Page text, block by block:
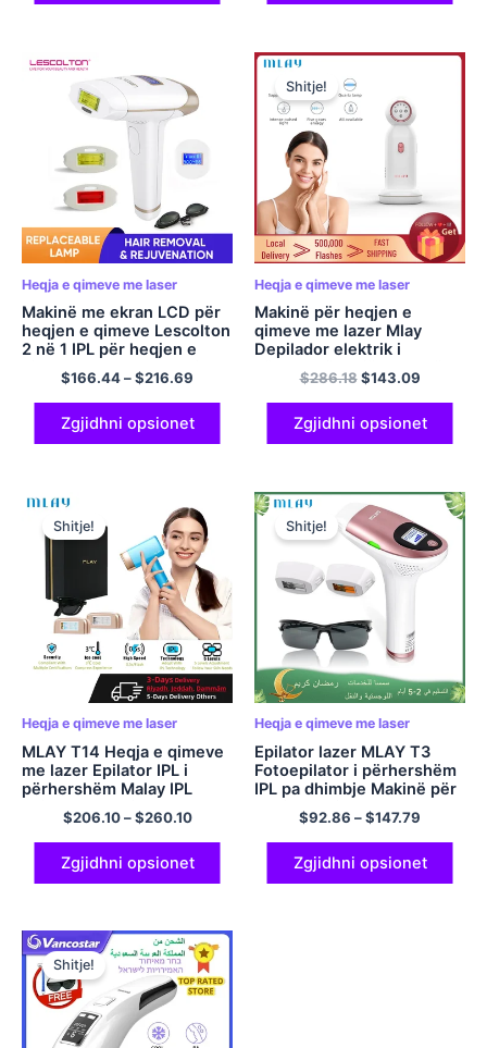
Heqja e qimeve me laser
Makinë me ekran LCD për
heqjen e qimeve Lescolton
2 në 1 IPL për heqjen e
qimeve me lazer T009i
Prerëse elektrike me bikini
të përhershme me lazer
Depilador një lazer
$166.44–$216.69
Zgjidhni opsionet
Shitje!
Heqja e qimeve me laser
Makinë për heqjen e
qimeve me lazer Mlay
Depilador elektrik i
përhershëm një lazer për
gratë Mlay T10 IPL
Photoepilator për heqjen e
qimeve
$286.18 $143.09
Zgjidhni opsionet
Shitje!
Heqja e qimeve me laser
MLAY T14 Heqja e qimeve
me lazer Epilator IPL i
përhershëm Malay IPL
Epilator elektrik pa
dhimbje me akull 500000
Flices Depilator Trupi për
fytyrën
$206.10–$260.10
Zgjidhni opsionet
Shitje!
Heqja e qimeve me laser
Epilator lazer MLAY T3
Fotoepilator i përhershëm
IPL pa dhimbje Makinë për
heqjen e qimeve
Depiladora 500000 Blicet
$92.86 –$147.79
Zgjidhni opsionet
Shitje!